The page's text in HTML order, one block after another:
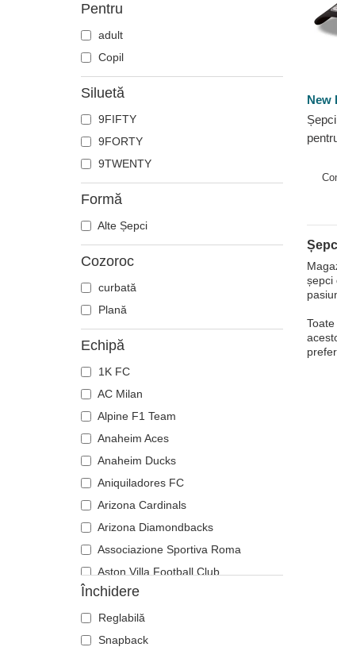
Pentru
adult
Copil
Siluetă
9FIFTY
9FORTY
9TWENTY
Formă
Alte Șepci
Cozoroc
curbată
Plană
Echipă
1K FC
AC Milan
Alpine F1 Team
Anaheim Aces
Anaheim Ducks
Aniquiladores FC
Arizona Cardinals
Arizona Diamondbacks
Associazione Sportiva Roma
Aston Villa Football Club
Atlanta Braves
Atlanta Falcons
Atlanta Hawks
Închidere
Reglabilă
Snapback
New
NBA
șepci